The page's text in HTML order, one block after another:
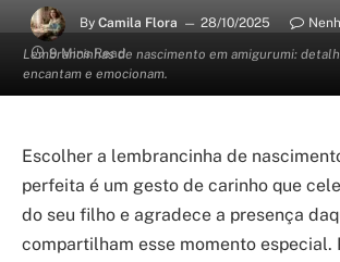
Lembrancinhas de nascimento em amigurumi:
encantam e emocionam.
By Camila Flora 28/10/2025
9 Mins Read
Escolher a lembrancinha de
perfeita é um gesto de carinho que
do seu filho e agradece a presença
compartilham esse momento especial.